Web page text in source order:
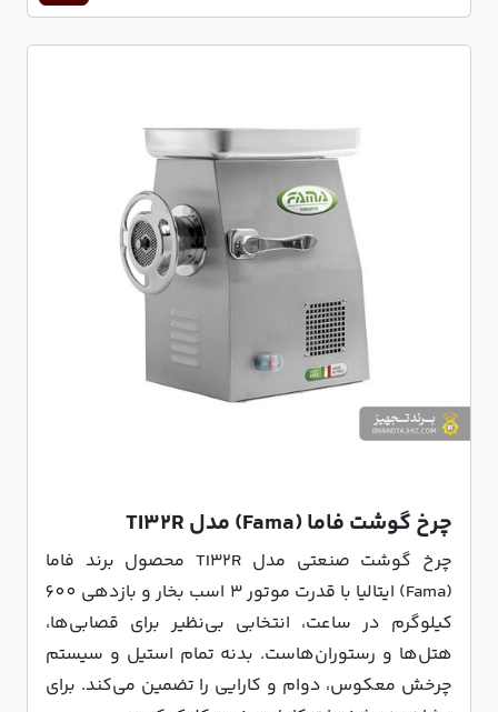
چرخ گوشت فاما (Fama) مدل TI32R
چرخ گوشت صنعتی مدل TI32R محصول برند فاما
(Fama) ایتالیا با قدرت موتور 3 اسب بخار و بازدهی 600
کیلوگرم در ساعت، انتخابی بی‌نظیر برای قصابی‌ها،
هتل‌ها و رستوران‌هاست. بدنه تمام استیل و سیستم
چرخش معکوس، دوام و کارایی را تضمین می‌کند. برای